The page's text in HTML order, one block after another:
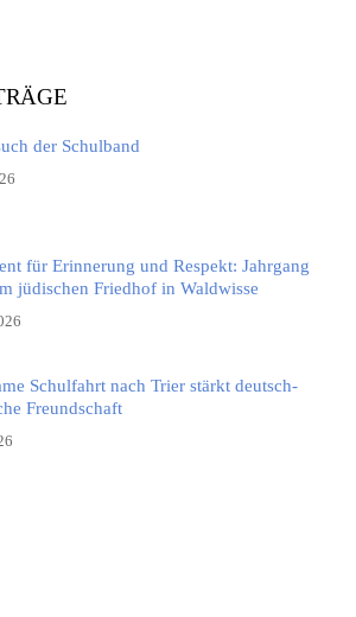
der Schulband
für Erinnerung und Respekt: Jahrgang
jüdischen Friedhof in Waldwisse
Schulfahrt nach Trier stärkt deutsch-
Freundschaft